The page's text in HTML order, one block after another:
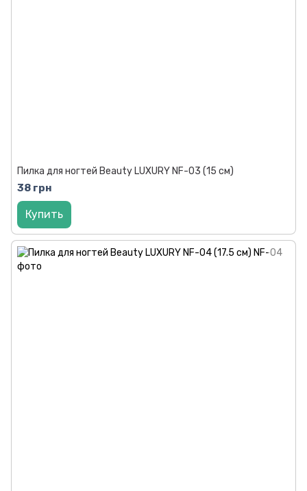
Пилка для ногтей Beauty LUXURY NF-03 (15 см)
38 грн
Купить